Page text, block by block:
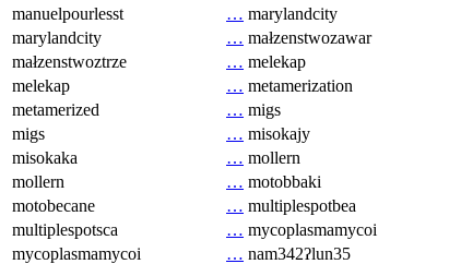
manuelpourlesst
… marylandcity
marylandcity
… małzenstwozawar
małzenstwoztrze
… melekap
melekap
… metamerization
metamerized
… migs
migs
… misokajy
misokaka
… mollern
mollern
… motobbaki
motobecane
… multiplespotbea
multiplespotsca
… mycoplasmamycoi
mycoplasmamycoi
… nam342ʔlun35